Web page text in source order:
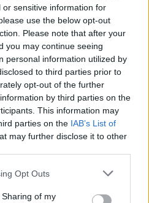
sensitive information for
use the below opt-out
Please note that after your
you may continue seeing
personal information utilized by
to third parties prior to
opt-out of the further
by third parties on the
This information may
parties on the IAB’s List of
may further disclose it to other
app uses one or more Google
behaviour. You may click to
Opt Outs
of my
jégkrém
a sajttorta
amelynek sokak...